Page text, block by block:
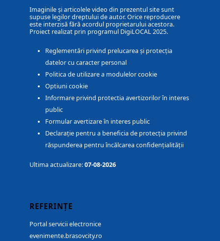
Imaginile și articolele video din prezentul site sunt
supuse legilor dreptului de autor. Orice reproducere
este interzisă fără acordul proprietarului acestora.
Proiect realizat prin programul DigiLOCAL 2025.
Reglementări privind prelucarea și protecția
datelor cu caracter personal
Politica de utilizare a modulelor cookie
Optiuni cookie
Informare privind protectia avertizorilor în interes
public
Formular avertizare în interes public
Declarație pentru a beneficia de protecția privind
răspunderea pentru încălcarea confidențialității
Ultima actualizare:07-08-2026
REFERINȚE
Portal servicii electronice
evenimente.brasovcity.ro